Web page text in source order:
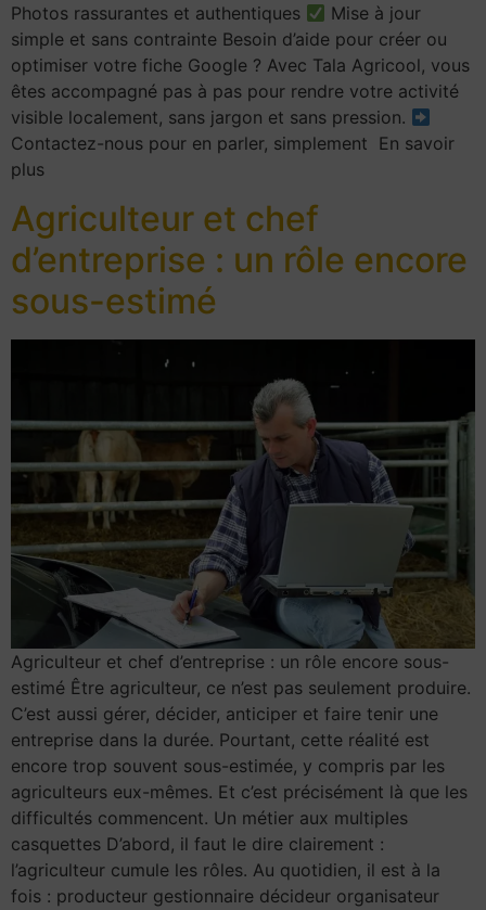
Photos rassurantes et authentiques
Mise à jour
simple et sans contrainte Besoin d’aide pour créer ou
optimiser votre fiche Google ? Avec Tala Agricool, vous
êtes accompagné pas à pas pour rendre votre activité
visible localement, sans jargon et sans pression.
Contactez-nous pour en parler, simplement En savoir
plus
Agriculteur et chef
d’entreprise : un rôle encore
sous-estimé
Agriculteur et chef d’entreprise : un rôle encore sous-
estimé Être agriculteur, ce n’est pas seulement produire.
C’est aussi gérer, décider, anticiper et faire tenir une
entreprise dans la durée. Pourtant, cette réalité est
encore trop souvent sous-estimée, y compris par les
agriculteurs eux-mêmes. Et c’est précisément là que les
difficultés commencent. Un métier aux multiples
casquettes D’abord, il faut le dire clairement :
l’agriculteur cumule les rôles. Au quotidien, il est à la
fois : producteur gestionnaire décideur organisateur